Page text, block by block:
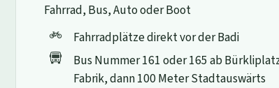
Fahrrad, Bus, Auto oder Boot
Fahrradplätze direkt vor der Badi
Bus Nummer 161 oder 165 ab
Fabrik, dann 100 Meter Stadtauswärts